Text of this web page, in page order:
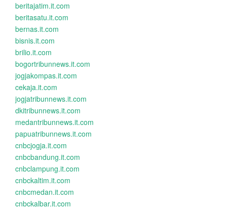
beritajatim.it.com
beritasatu.it.com
bernas.it.com
bisnis.it.com
brilio.it.com
bogortribunnews.it.com
jogjakompas.it.com
cekaja.it.com
jogjatribunnews.it.com
dkitribunnews.it.com
medantribunnews.it.com
papuatribunnews.it.com
cnbcjogja.it.com
cnbcbandung.it.com
cnbclampung.it.com
cnbckaltim.it.com
cnbcmedan.it.com
cnbckalbar.it.com